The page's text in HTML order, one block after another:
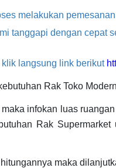
melakukan
tanggapi dengan cepat
langsung link berikut
Rak Toko
infokan luas
Rak
maka